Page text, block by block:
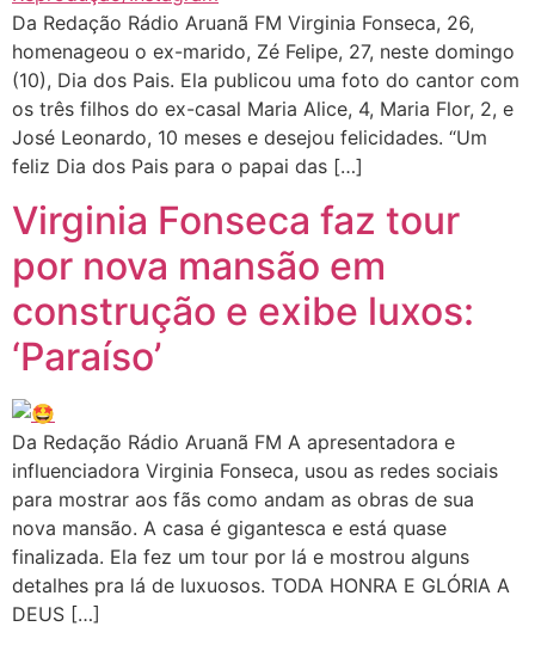
Da Redação Rádio Aruanã FM Virginia Fonseca, 26,
homenageou o ex-marido, Zé Felipe, 27, neste domingo
(10), Dia dos Pais. Ela publicou uma foto do cantor com
os três filhos do ex-casal Maria Alice, 4, Maria Flor, 2, e
José Leonardo, 10 meses e desejou felicidades. “Um
feliz Dia dos Pais para o papai das […]
Virginia Fonseca faz tour
por nova mansão em
construção e exibe luxos:
‘Paraíso’
Da Redação Rádio Aruanã FM A apresentadora e
influenciadora Virginia Fonseca, usou as redes sociais
para mostrar aos fãs como andam as obras de sua
nova mansão. A casa é gigantesca e está quase
finalizada. Ela fez um tour por lá e mostrou alguns
detalhes pra lá de luxuosos. TODA HONRA E GLÓRIA A
DEUS […]